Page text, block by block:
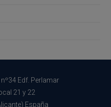
Edf. Perlamar
21 y 22
España